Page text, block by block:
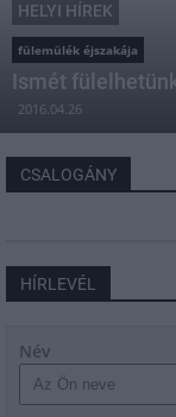
HELYI HÍREK
fülemülék éjszakája
Ismét
2016.04.26
CSALOGÁNY
HÍRLEVÉL
Név